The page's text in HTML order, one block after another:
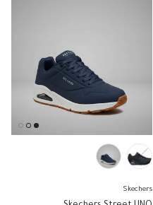
Skechers